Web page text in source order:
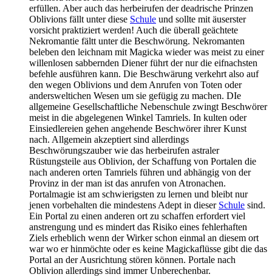
erfüllen. Aber auch das herbeirufen der deadrische Prinzen
Oblivions fällt unter diese Schule und sollte mit äuserster
vorsicht praktiziert werden! Auch die überall geächtete
Nekromantie fältt unter die Beschwörung. Nekromanten
beleben den leichnam mit Magicka wieder was meist zu einer
willenlosen sabbernden Diener führt der nur die eifnachsten
befehle ausführen kann. Die Beschwärung verkehrt also auf
den wegen Oblivions und dem Anrufen von Toten oder
andersweltichen Wesen um sie gefügig zu machen. DIe
allgemeine Gesellschaftliche Nebenschule zwingt Beschwörer
meist in die abgelegenen Winkel Tamriels. In kulten oder
Einsiedlereien gehen angehende Beschwörer ihrer Kunst
nach. Allgemein akzeptiert sind allerdings
Beschwörungszauber wie das herbeirufen astraler
Rüstungsteile aus Oblivion, der Schaffung von Portalen die
nach anderen orten Tamriels führen und abhängig von der
Provinz in der man ist das anrufen von Atronachen.
Portalmagie ist am schwierigsten zu lernen und bleibt nur
jenen vorbehalten die mindestens Adept in dieser Schule sind.
Ein Portal zu einen anderen ort zu schaffen erfordert viel
anstrengung und es mindert das Risiko eines fehlerhaften
Ziels erheblich wenn der Wirker schon einmal an diesem ort
war wo er hinmöchte oder es keine Magickaflüsse gibt die das
Portal an der Ausrichtung stören können. Portale nach
Oblivion allerdings sind immer Unberechenbar.